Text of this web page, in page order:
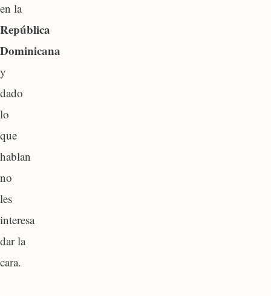
en la
República
Dominicana
y
dado
lo
que
hablan
no
les
interesa
dar la
cara.